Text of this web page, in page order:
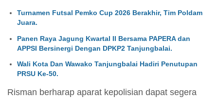
Turnamen Futsal Pemko Cup 2026 Berakhir, Tim Poldam
Juara.
Panen Raya Jagung Kwartal II Bersama PAPERA dan
APPSI Bersinergi Dengan DPKP2 Tanjungbalai.
Wali Kota Dan Wawako Tanjungbalai Hadiri Penutupan
PRSU Ke-50.
Risman berharap aparat kepolisian dapat segera